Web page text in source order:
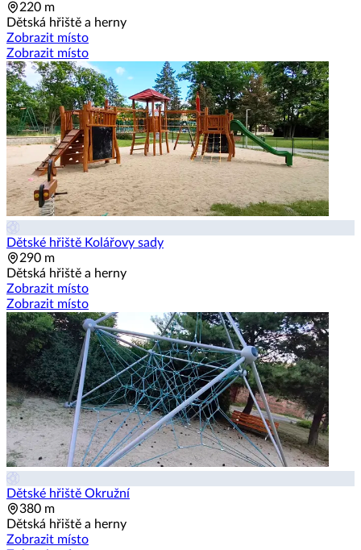
220 m
Dětská hřiště a herny
Zobrazit místo
Zobrazit místo
Dětské hřiště Kolářovy sady
290 m
Dětská hřiště a herny
Zobrazit místo
Zobrazit místo
Dětské hřiště Okružní
380 m
Dětská hřiště a herny
Zobrazit místo